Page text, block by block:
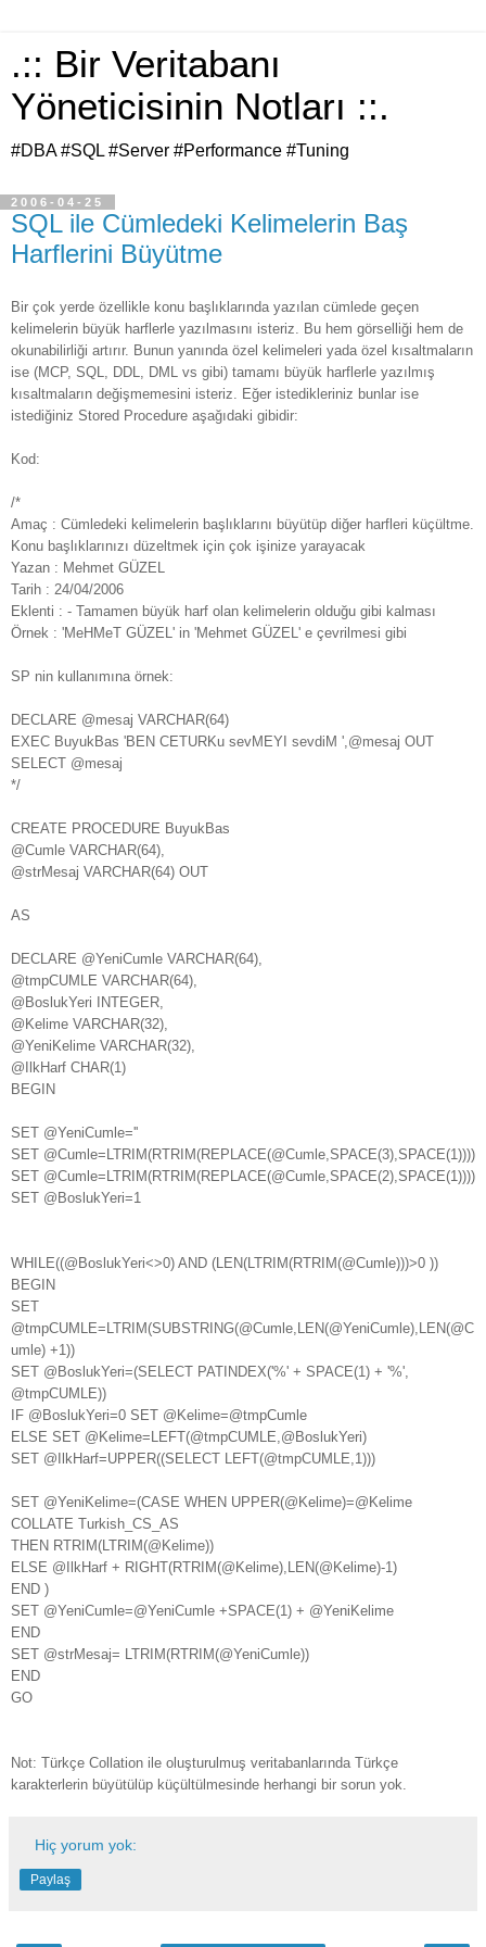
.:: Bir Veritabanı
Yöneticisinin Notları ::.
#DBA #SQL #Server #Performance #Tuning
2006-04-25
SQL ile Cümledeki Kelimelerin Baş
Harflerini Büyütme
Bir çok yerde özellikle konu başlıklarında yazılan cümlede geçen
kelimelerin büyük harflerle yazılmasını isteriz. Bu hem görselliği hem de
okunabilirliği artırır. Bunun yanında özel kelimeleri yada özel kısaltmaların
ise (MCP, SQL, DDL, DML vs gibi) tamamı büyük harflerle yazılmış
kısaltmaların değişmemesini isteriz. Eğer istedikleriniz bunlar ise
istediğiniz Stored Procedure aşağıdaki gibidir:
Kod:
/*
Amaç : Cümledeki kelimelerin başlıklarını büyütüp diğer harfleri küçültme.
Konu başlıklarınızı düzeltmek için çok işinize yarayacak
Yazan : Mehmet GÜZEL
Tarih : 24/04/2006
Eklenti : - Tamamen büyük harf olan kelimelerin olduğu gibi kalması
Örnek : 'MeHMeT GÜZEL' in 'Mehmet GÜZEL' e çevrilmesi gibi
SP nin kullanımına örnek:
DECLARE @mesaj VARCHAR(64)
EXEC BuyukBas 'BEN CETURKu sevMEYI sevdiM ',@mesaj OUT
SELECT @mesaj
*/
CREATE PROCEDURE BuyukBas
@Cumle VARCHAR(64),
@strMesaj VARCHAR(64) OUT
AS
DECLARE @YeniCumle VARCHAR(64),
@tmpCUMLE VARCHAR(64),
@BoslukYeri INTEGER,
@Kelime VARCHAR(32),
@YeniKelime VARCHAR(32),
@IlkHarf CHAR(1)
BEGIN
SET @YeniCumle=''
SET @Cumle=LTRIM(RTRIM(REPLACE(@Cumle,SPACE(3),SPACE(1))))
SET @Cumle=LTRIM(RTRIM(REPLACE(@Cumle,SPACE(2),SPACE(1))))
SET @BoslukYeri=1
WHILE((@BoslukYeri<>0) AND (LEN(LTRIM(RTRIM(@Cumle)))>0 ))
BEGIN
SET
@tmpCUMLE=LTRIM(SUBSTRING(@Cumle,LEN(@YeniCumle),LEN(@C
umle) +1))
SET @BoslukYeri=(SELECT PATINDEX('%' + SPACE(1) + '%',
@tmpCUMLE))
IF @BoslukYeri=0 SET @Kelime=@tmpCumle
ELSE SET @Kelime=LEFT(@tmpCUMLE,@BoslukYeri)
SET @IlkHarf=UPPER((SELECT LEFT(@tmpCUMLE,1)))
SET @YeniKelime=(CASE WHEN UPPER(@Kelime)=@Kelime
COLLATE Turkish_CS_AS
THEN RTRIM(LTRIM(@Kelime))
ELSE @IlkHarf + RIGHT(RTRIM(@Kelime),LEN(@Kelime)-1)
END )
SET @YeniCumle=@YeniCumle +SPACE(1) + @YeniKelime
END
SET @strMesaj= LTRIM(RTRIM(@YeniCumle))
END
GO
Not: Türkçe Collation ile oluşturulmuş veritabanlarında Türkçe
karakterlerin büyütülüp küçültülmesinde herhangi bir sorun yok.
Hiç yorum yok:
Paylaş